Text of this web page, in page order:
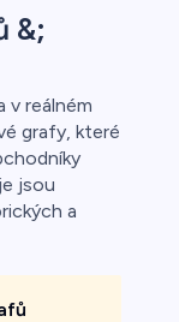
&;
v reálném
grafy, které
jsou
a